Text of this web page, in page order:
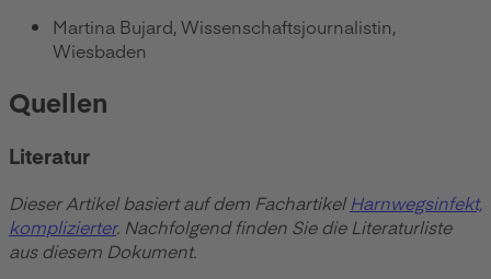
Martina Bujard, Wissenschaftsjournalistin,
Wiesbaden
Quellen
Literatur
Dieser Artikel basiert auf dem FachartikelHarnwegsinfekt,
komplizierter. Nachfolgend finden Sie die Literaturliste
aus diesem Dokument.